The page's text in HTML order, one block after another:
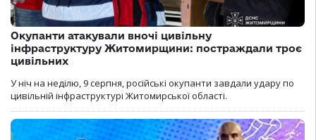
Окупанти атакували вночі цивільну
інфраструктуру Житомирщини: постраждали троє
цивільних
У ніч на неділю, 9 серпня, російські окупанти завдали удару по
цивільній інфраструктурі Житомирської області.